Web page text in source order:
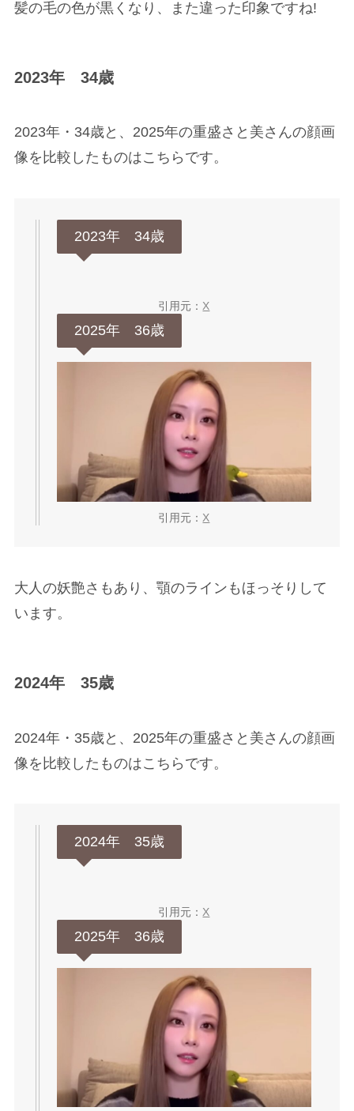
髪の毛の色が黒くなり、また違った印象ですね!
2023年 34歳
2023年・34歳と、2025年の重盛さと美さんの顔画
像を比較したものはこちらです。
2023年 34歳
引用元：X
2025年 36歳
引用元：X
大人の妖艶さもあり、顎のラインもほっそりして
います。
2024年 35歳
2024年・35歳と、2025年の重盛さと美さんの顔画
像を比較したものはこちらです。
2024年 35歳
引用元： X
2025年 36歳